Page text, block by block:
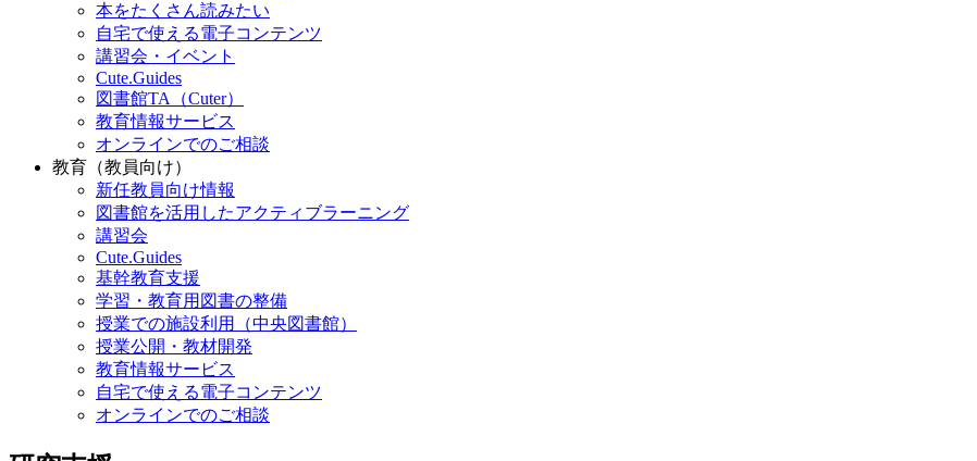
本をたくさん読みたい
自宅で使える電子コンテンツ
講習会・イベント
Cute.Guides
図書館TA（Cuter）
教育情報サービス
オンラインでのご相談
教育（教員向け）
新任教員向け情報
図書館を活用したアクティブラーニング
講習会
Cute.Guides
基幹教育支援
学習・教育用図書の整備
授業での施設利用（中央図書館）
授業公開・教材開発
教育情報サービス
自宅で使える電子コンテンツ
オンラインでのご相談